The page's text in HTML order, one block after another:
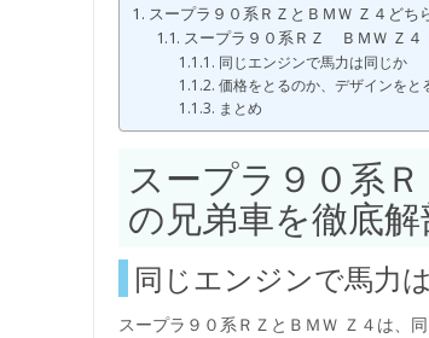
スープラ９０系ＲＺとＢＭＷ Ｚ４どち
スープラ９０系ＲＺ ＢＭＷ Ｚ
同じエンジンで馬力は同じか
価格をとるのか、デザインをと
まとめ
スープラ９０系
の兄弟車を徹底解
同じエンジンで馬力
スープラ９０系ＲＺとＢＭＷ Ｚ４は、